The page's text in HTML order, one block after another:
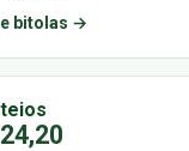
bitolas →